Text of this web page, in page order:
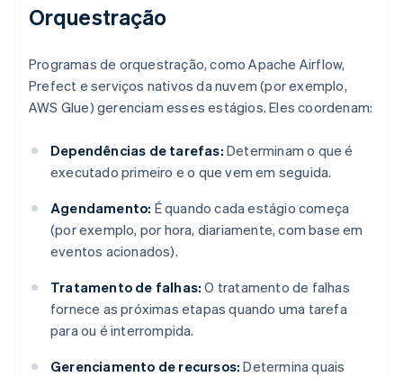
Orquestração
Programas de orquestração, como Apache Airflow,
Prefect e serviços nativos da nuvem (por exemplo,
AWS Glue) gerenciam esses estágios. Eles coordenam:
Dependências de tarefas: Determinam o que é
executado primeiro e o que vem em seguida.
Agendamento: É quando cada estágio começa
(por exemplo, por hora, diariamente, com base em
eventos acionados).
Tratamento de falhas: O tratamento de falhas
fornece as próximas etapas quando uma tarefa
para ou é interrompida.
Gerenciamento de recursos: Determina quais